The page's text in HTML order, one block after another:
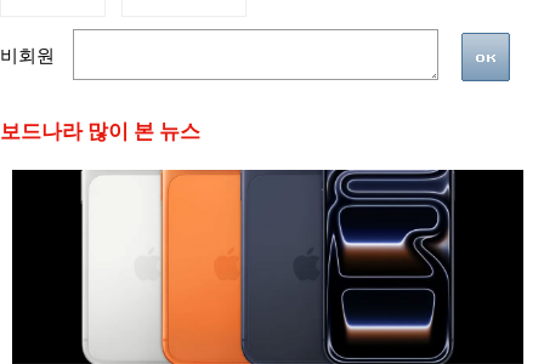
비회원
보드나라 많이 본 뉴스